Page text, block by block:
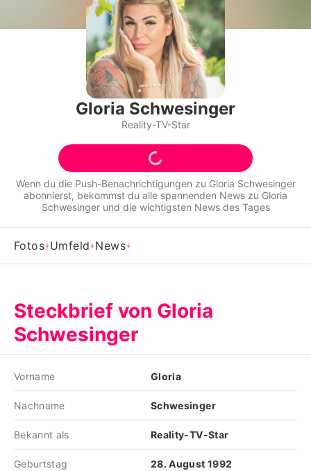
Lifestyle
Familie & Liebe
Promiflash Exklusiv
Alle Themen auf Promiflash
Jobs
App runterladen
Team
Impressum
Nutzungsbedingungen
Utiq verwalten
Gloria Schwesinger
Reality-TV-Star
Wenn du die Push-Benachrichtigungen zu Gloria Schwesinger
abonnierst, bekommst du alle spannenden News zu Gloria
Schwesingerund die wichtigsten News des Tages
Fotos Umfeld News
Steckbrief von Gloria
Schwesinger
Vorname Gloria
Nachname Schwesinger
Bekannt als Reality-TV-Star
Geburtstag 28. August 1992